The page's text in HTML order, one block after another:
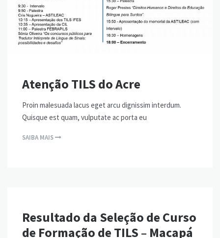
Atenção TILS do Acre
Proin malesuada lacus eget arcu dignissim interdum.
Quisque est quam, vulputate ac porta eu
SAIBA MAIS
Resultado da Seleção de Curso
de Formação de TILS – Macapá